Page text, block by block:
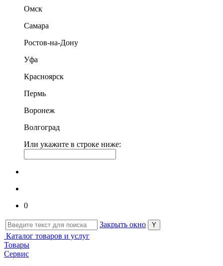
Омск
Самара
Ростов-на-Дону
Уфа
Красноярск
Пермь
Воронеж
Волгоград
Или укажите в строке ниже:
0
Закрыть окно
Каталог товаров и услуг
Товары
Сервис